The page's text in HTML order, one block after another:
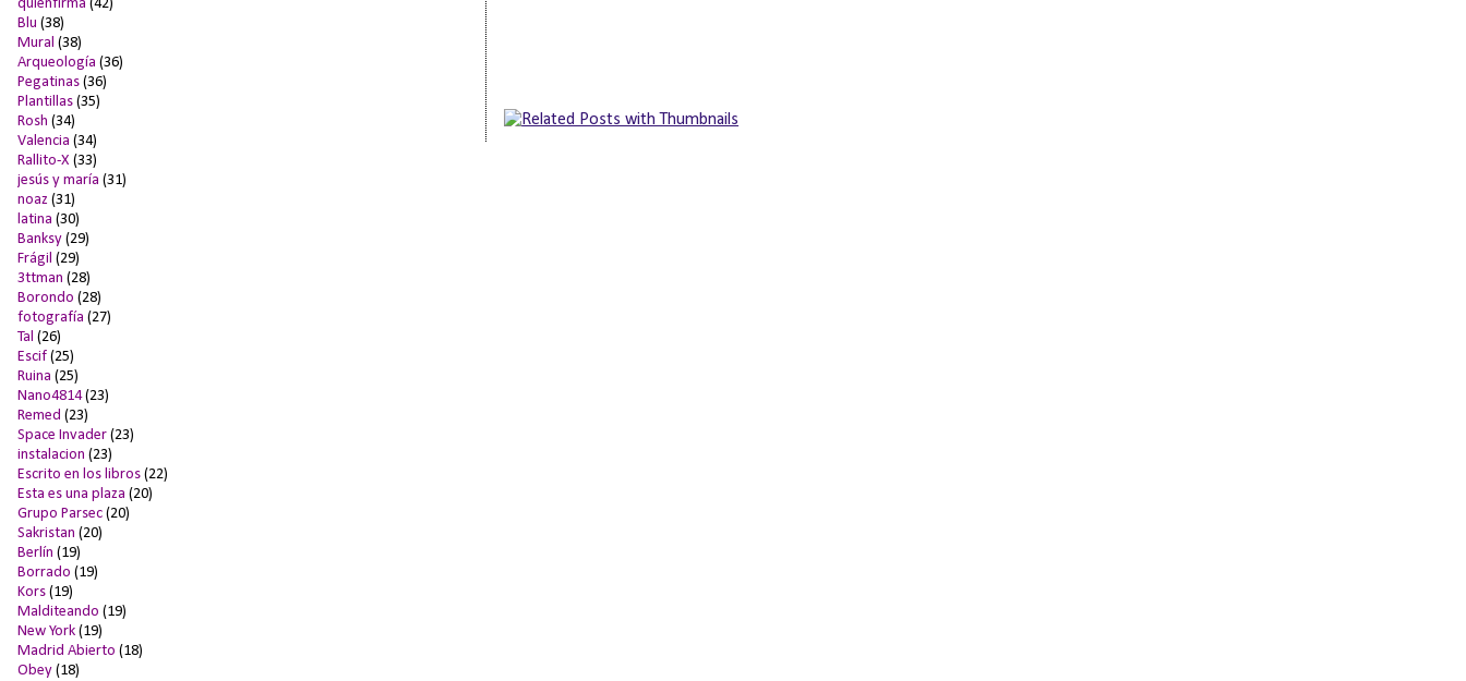
quienfirma (42)
Blu (38)
Mural (38)
Arqueología (36)
Pegatinas (36)
Plantillas (35)
Rosh (34)
Valencia (34)
Rallito-X (33)
jesús y maría (31)
noaz (31)
latina (30)
Banksy (29)
Frágil (29)
3ttman (28)
Borondo (28)
fotografía (27)
Tal (26)
Escif (25)
Ruina (25)
Nano4814 (23)
Remed (23)
Space Invader (23)
instalacion (23)
Escrito en los libros (22)
Esta es una plaza (20)
Grupo Parsec (20)
Sakristan (20)
Berlín (19)
Borrado (19)
Kors (19)
Malditeando (19)
New York (19)
Madrid Abierto (18)
Obey (18)